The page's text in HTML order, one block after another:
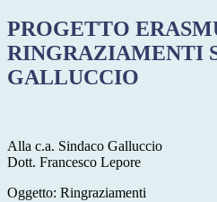
PROGETTO
RINGRAZIAMENTI
GALLUCCIO
Alla c.a. Sindaco Galluccio
Dott. Francesco Lepore
Oggetto: Ringraziamenti